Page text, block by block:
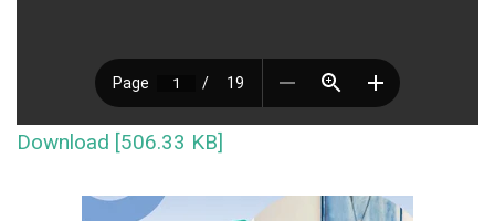
Download [506.33 KB]